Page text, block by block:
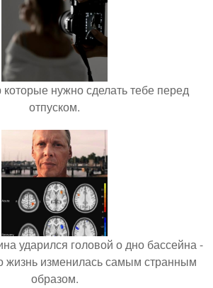
нужно сделать тебе перед
отпуском.
ударился головой о дно бассейна -
жизнь изменилась самым странным
образом.